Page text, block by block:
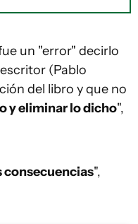
un "error" decirlo
(Pablo
del libro y que no
y eliminar lo dicho",
consecuencias",